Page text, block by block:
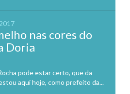
nas cores do
Doria
pode estar certo, que da
aqui hoje, como prefeito da...